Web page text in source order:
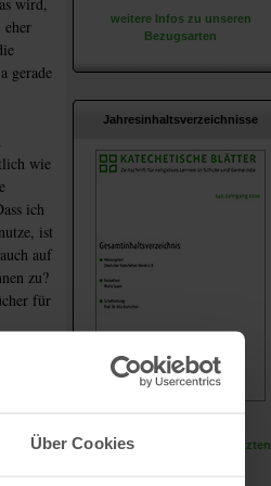
Über Cookies
gerade
wie
ich
ist
auf
zu?
für
weitere Infos zu unseren
Bezugsarten
Jahresinhaltsverzeichnisse
Jahresverzeichnisse der letzten